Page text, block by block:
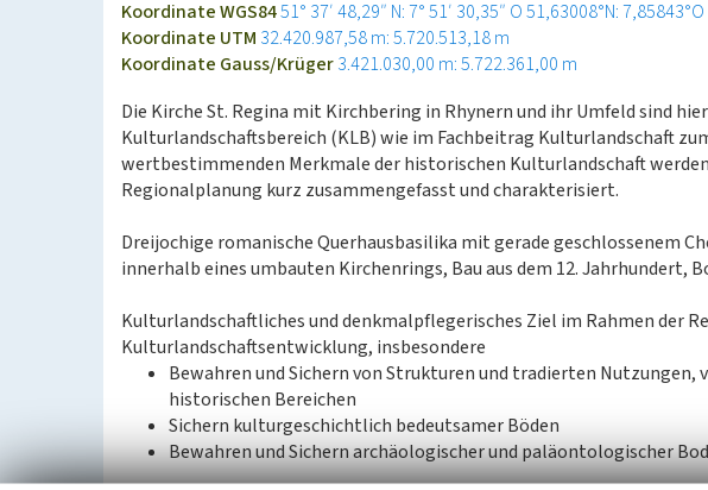
Koordinate WGS8451° 37′ 48,29″ N: 7° 51′ 30,35″ O51,63008°N: 7,85843°O
Koordinate UTM 32.420.987,58 m: 5.720.513,18 m
Koordinate Gauss/Krüger3.421.030,00 m: 5.722.361,00 m
Die Kirche St. Regina mit Kirchbering in Rhynern und ihr Umfeld sind
Kulturlandschaftsbereich (KLB) wie im Fachbeitrag Kulturlandschaft
wertbestimmenden Merkmale der historischen Kulturlandschaft
Regionalplanung kurz zusammengefasst und charakterisiert.
Dreijochige romanische Querhausbasilika mit gerade geschlossenem
innerhalb eines umbauten Kirchenrings, Bau aus dem 12. Jahrhundert,
Kulturlandschaftliches und denkmalpflegerisches Ziel im Rahmen der
Kulturlandschaftsentwicklung, insbesondere
Bewahren und Sichern von Strukturen und tradierten Nutzungen,
historischen Bereichen
Sichern kulturgeschichtlich bedeutsamer Böden
Bewahren und Sichern archäologischer und paläontologischer